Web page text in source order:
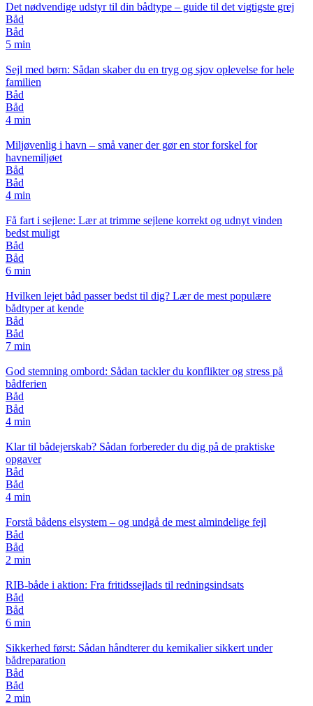
Det nødvendige udstyr til din bådtype – guide til det vigtigste grej
Båd
Båd
5 min
Sejl med børn: Sådan skaber du en tryg og sjov oplevelse for hele
familien
Båd
Båd
4 min
Miljøvenlig i havn – små vaner der gør en stor forskel for
havnemiljøet
Båd
Båd
4 min
Få fart i sejlene: Lær at trimme sejlene korrekt og udnyt vinden
bedst muligt
Båd
Båd
6 min
Hvilken lejet båd passer bedst til dig? Lær de mest populære
bådtyper at kende
Båd
Båd
7 min
God stemning ombord: Sådan tackler du konflikter og stress på
bådferien
Båd
Båd
4 min
Klar til bådejerskab? Sådan forbereder du dig på de praktiske
opgaver
Båd
Båd
4 min
Forstå bådens elsystem – og undgå de mest almindelige fejl
Båd
Båd
2 min
RIB-både i aktion: Fra fritidssejlads til redningsindsats
Båd
Båd
6 min
Sikkerhed først: Sådan håndterer du kemikalier sikkert under
bådreparation
Båd
Båd
2 min